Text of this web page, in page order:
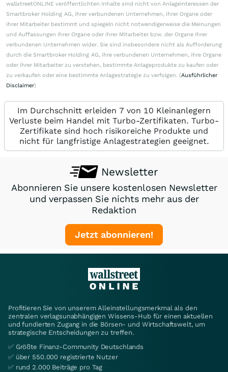
wallstreetONLINE veröffentlichten Inhalte sind nicht von Anlageinteressen der
Smartbroker Holding AG, ihrer verbundenen Unternehmen, ihrer Organe oder
ihrer Mitarbeiter bestimmt und spiegeln nicht notwendigerweise die Meinungen
und Auffassungen ihrer Organe oder ihrer Mitarbeiter bzw. der Organe ihrer
verbundenen Unternehmen wider. Sie sind insbesondere nicht als Aufforderung
durch die Smartbroker Holding AG, ihre verbundenen Unternehmen, ihre Organe
oder ihrer Mitarbeiter zu verstehen, bestimmte Anlageprodukte zu kaufen oder
zu verkaufen oder eine bestimmte Anlagestrategie zu verfolgen. (Ausführlicher
Disclaimer)
Im Durchschnitt erleiden 7 von 10 Kleinanlegern
Verluste beim Handel mit Turbo-Zertifikaten. Turbo-
Zertifikate sind hoch risikoreiche Produkte und
nicht für langfristige Anlagestrategien geeignet.
Newsletter
Abonnieren Sie unsere kostenlosen Newsletter
und verpassen Sie nichts mehr aus der
Redaktion
Jetzt abonnieren!
Profitieren Sie von unserem Alleinstellungsmerkmal als den
zentralen verlagsunabhängigen Wissens-Hub für einen aktuellen
und fundierten Zugang in die Börsen- und Wirtschaftswelt, um
strategische Entscheidungen zu treffen.
✅ Größte Finanz-Community Deutschlands
✅ über 550.000 registrierte Nutzer
✅ rund 2.000 Beiträge pro Tag